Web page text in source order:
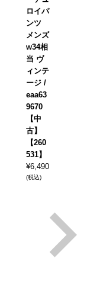
ロイパ
ンツ
メンズ
w34相
当 ヴ
ィンテ
ージ /
eaa63
9670
【中
古】
【260
531】
¥6,490
(税込)